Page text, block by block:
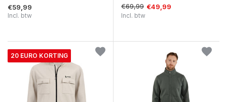
€59,99
Incl. btw
€69,99 €49,99
Incl. btw
20 EURO KORTING